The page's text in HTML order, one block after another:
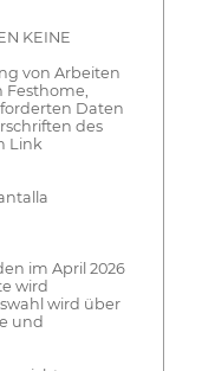
KEINE
von Arbeiten
Daten
des
Link
im April 2026
wird
wird über
und